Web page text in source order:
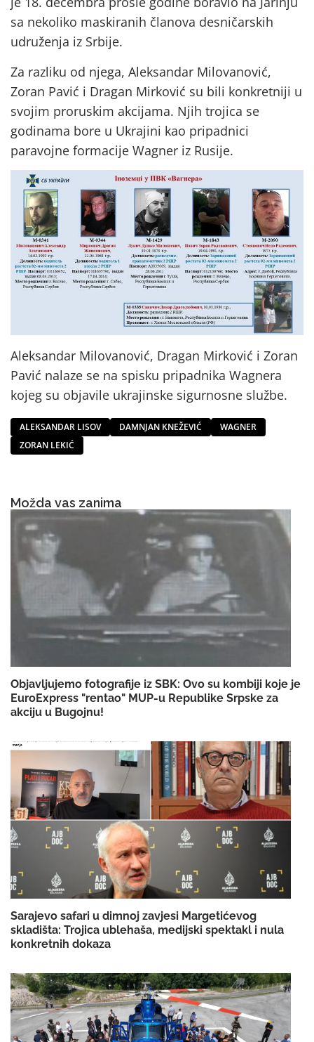
sa nekoliko maskiranih članova desničarskih
udruženja iz Srbije.
Za razliku od njega, Aleksandar Milovanović,
Zoran Pavić i Dragan Mirković su bili konkretniji u
svojim proruskim akcijama. Njih trojica se
godinama bore u Ukrajini kao pripadnici
paravojne formacije Wagner iz Rusije.
Aleksandar Milovanović, Dragan Mirković i Zoran
Pavić nalaze se na spisku pripadnika Wagnera
kojeg su objavile ukrajinske sigurnosne službe.
ALEKSANDAR LISOV DAMNJAN KNEŽEVIĆ
WAGNER
ZORAN LEKIĆ
Možda vas zanima
Objavljujemo fotografije iz SBK: Ovo su kombiji koje je
EuroExpress "rentao" MUP-u Republike Srpske za
akciju u Bugojnu!
Sarajevo safari u dimnoj zavjesi Margetićevog
skladišta: Trojica ublehaša, medijski spektakl i nula
konkretnih dokaza